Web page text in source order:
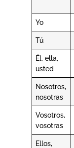
Yo
Tú
Él, ella,
usted
Nosotros,
nosotras
Vosotros,
vosotras
Ellos,